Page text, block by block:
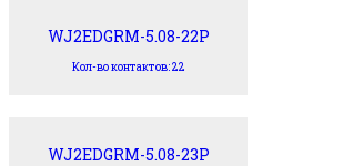
WJ2EDGRM-5.08-22P
Кол-во контактов: 22
WJ2EDGRM-5.08-23P